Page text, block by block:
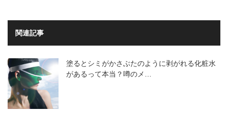
関連記事
塗るとシミがかさぶたのように剥がれる化粧水
があるって本当？噂のメ…